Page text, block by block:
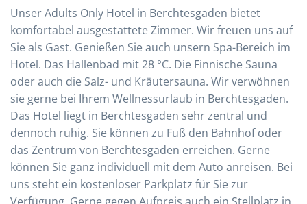
Unser Adults Only Hotel in Berchtesgaden bietet
komfortabel ausgestattete Zimmer. Wir freuen uns auf
Sie als Gast. Genießen Sie auch unsern Spa-Bereich im
Hotel. Das Hallenbad mit 28 °C. Die Finnische Sauna
oder auch die Salz- und Kräutersauna. Wir verwöhnen
sie gerne bei Ihrem Wellnessurlaub in Berchtesgaden.
Das Hotel liegt in Berchtesgaden sehr zentral und
dennoch ruhig. Sie können zu Fuß den Bahnhof oder
das Zentrum von Berchtesgaden erreichen. Gerne
können Sie ganz individuell mit dem Auto anreisen. Bei
uns steht ein kostenloser Parkplatz für Sie zur